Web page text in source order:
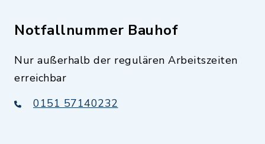
Notfallnummer Bauhof
Nur außerhalb der regulären Arbeitszeiten
erreichbar
0151 57140232